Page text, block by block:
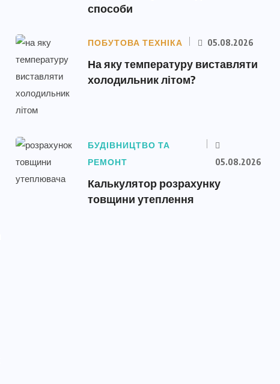
способи
ПОБУТОВА ТЕХНІКА 05.08.2026
На яку температуру виставляти
холодильник літом?
БУДІВНИЦТВО ТА
РЕМОНТ
05.08.2026
Калькулятор розрахунку
товщини утеплення